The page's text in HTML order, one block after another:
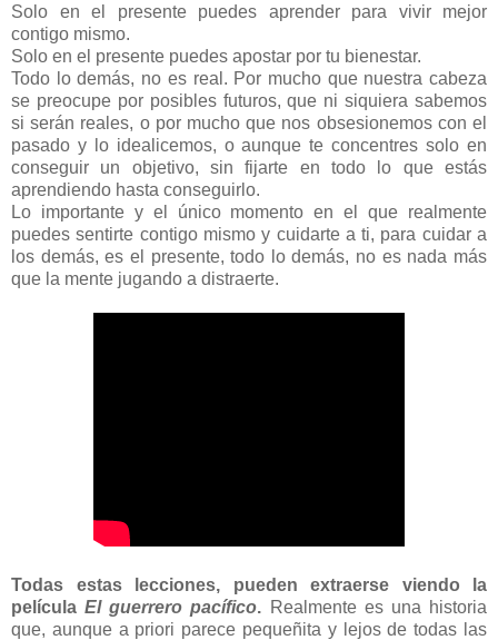
Solo en el presente puedes aprender para vivir mejor
contigo mismo.
Solo en el presente puedes apostar por tu bienestar.
Todo lo demás, no es real. Por mucho que nuestra cabeza
se preocupe por posibles futuros, que ni siquiera sabemos
si serán reales, o por mucho que nos obsesionemos con el
pasado y lo idealicemos, o aunque te concentres solo en
conseguir un objetivo, sin fijarte en todo lo que estás
aprendiendo hasta conseguirlo.
Lo importante y el único momento en el que realmente
puedes sentirte contigo mismo y cuidarte a ti, para cuidar a
los demás, es el presente, todo lo demás, no es nada más
que la mente jugando a distraerte.
Todas estas lecciones, pueden extraerse viendo la
películaEl guerrero pacífico. Realmente es una historia
que, aunque a priori parece pequeñita y lejos de todas las